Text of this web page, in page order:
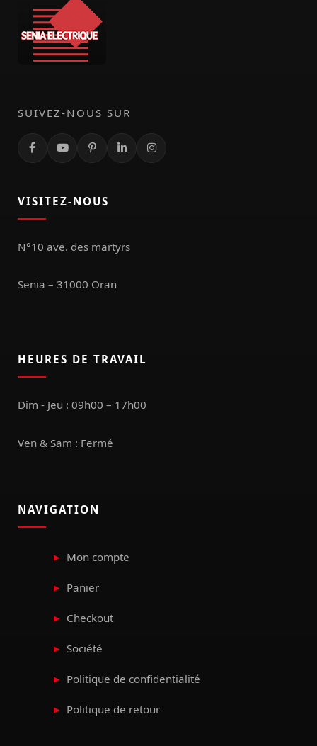
SUIVEZ-NOUS SUR
VISITEZ-NOUS
N°10 ave. des martyrs
Senia – 31000 Oran
HEURES DE TRAVAIL
Dim - Jeu : 09h00 – 17h00
Ven & Sam : Fermé
NAVIGATION
Mon compte
Panier
Checkout
Société
Politique de confidentialité
Politique de retour